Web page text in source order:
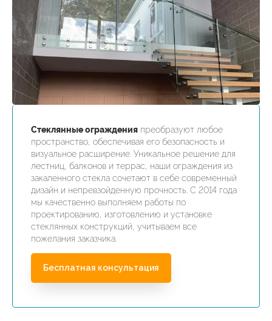
Стеклянные ограждения преобразуют любое
пространство, обеспечивая его безопасность и
визуальное расширение. Уникальное решение для
лестниц, балконов и террас, наши ограждения из
закаленного стекла сочетают в себе современный
дизайн и непревзойденную прочность. С 2014 года
мы качественно выполняем работы по
проектированию, изготовлению и установке
стеклянных конструкций, учитываем все
пожелания заказчика.
Бесплатная консультация